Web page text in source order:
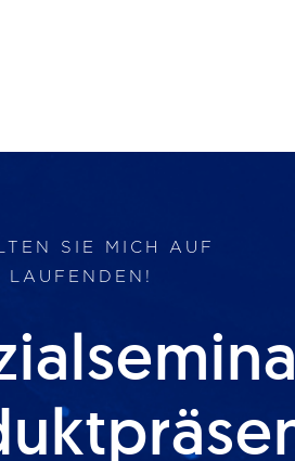
SIE MICH AUF
LAUFENDEN!